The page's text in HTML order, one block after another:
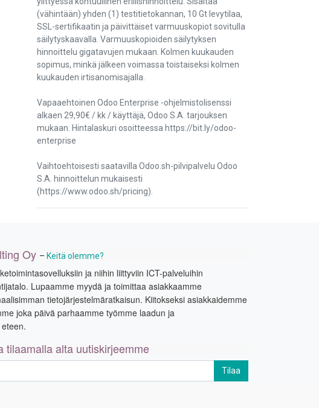
(vähintään) yhden (1) testitietokannan, 10 Gt levytilaa,
SSL-sertifikaatin ja päivittäiset varmuuskopiot sovitulla
säilytyskaavalla. Varmuuskopioiden säilytyksen
hinnoittelu gigatavujen mukaan. Kolmen kuukauden
sopimus, minkä jälkeen voimassa toistaiseksi kolmen
kuukauden irtisanomisajalla.
Vapaaehtoinen Odoo Enterprise -ohjelmistolisenssi
alkaen 29,90€ / kk / käyttäjä, Odoo S.A. tarjouksen
mukaan. Hintalaskuri osoitteessa https://bit.ly/odoo-
enterprise
Vaihtoehtoisesti saatavilla Odoo.sh-pilvipalvelu Odoo
S.A. hinnoittelun mukaisesti
(https://www.odoo.sh/pricing).
Oy – Keitä olemme?
ja niihin liittyviin ICT-palveluihin
Lupaamme myydä ja toimittaa asiakkaamme
tietojärjestelmäratkaisun. Kiitokseksi asiakkaidemme
joka päivä parhaamme työmme laadun ja
tilaamalla alta uutiskirjeemme
Tilaa